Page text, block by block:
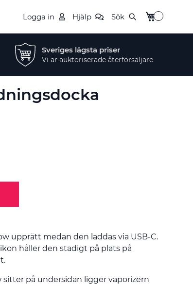
Logga in Hjälp Sök Min kundvagn
Sveriges lägsta priser
Vi är auktoriserade återförsäljare
upprätt medan den laddas via USB-C.
håller den stadigt på plats på
sitter på undersidan ligger vaporizern